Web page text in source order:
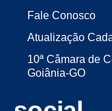
Fale Conosco
Atualização
10ª Câmara de
Goiânia-GO